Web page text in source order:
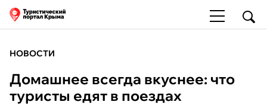
НОВОСТИ
Домашнее всегда вкуснее: что
туристы едят в поездах